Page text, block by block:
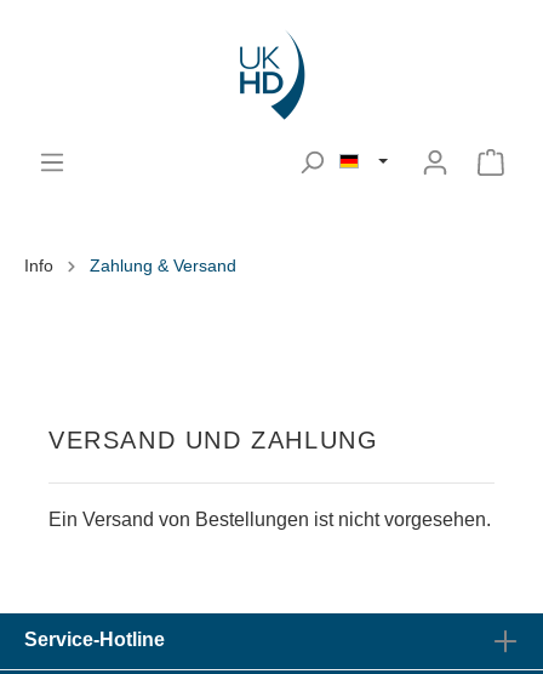
Info Zahlung & Versand
VERSAND UND ZAHLUNG
Ein Versand von Bestellungen ist nicht vorgesehen.
Service-Hotline